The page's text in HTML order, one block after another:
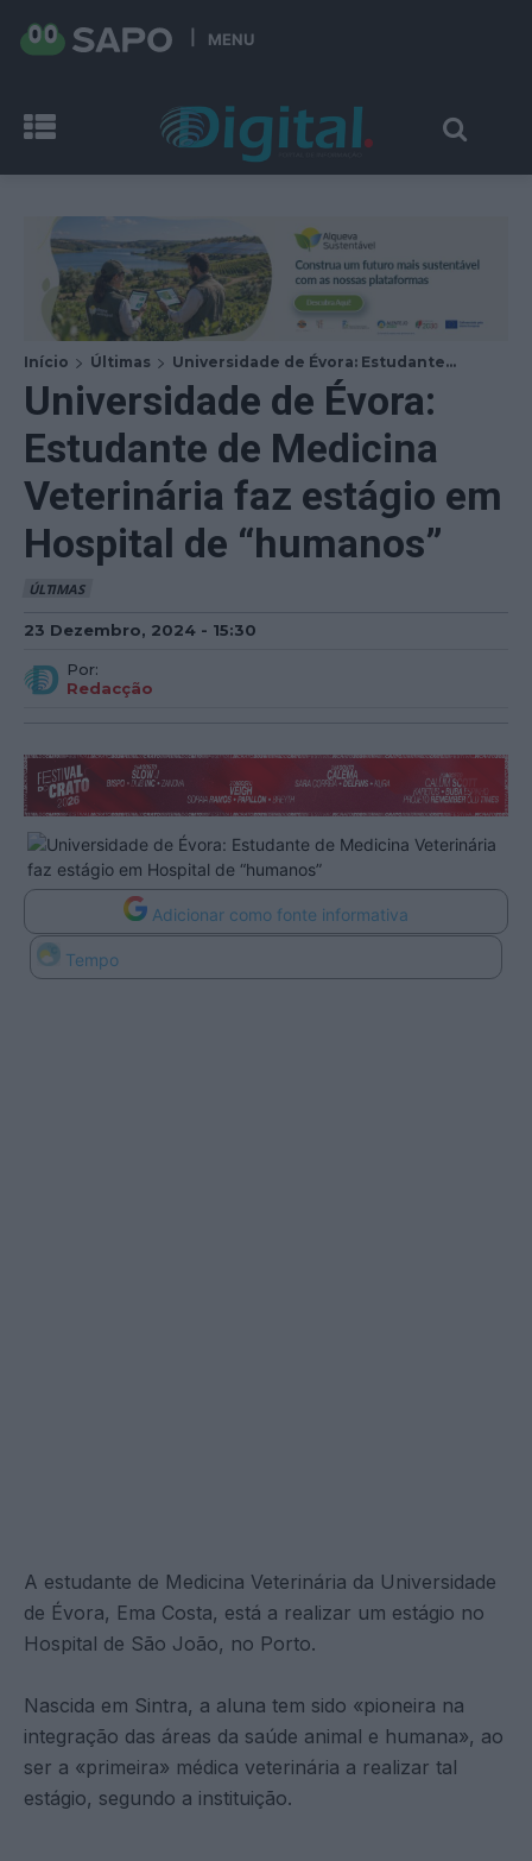
MENU
Início Últimas Universidade de Évora: Estudante...
Universidade de Évora:
Estudante de Medicina
Veterinária faz estágio em
Hospital de “humanos”
ÚLTIMAS
23 Dezembro, 2024 - 15:30
Por:
Redacção
Adicionar como fonte informativa
Tempo
A estudante de Medicina Veterinária da Universidade
de Évora, Ema Costa, está a realizar um estágio no
Hospital de São João, no Porto.
Nascida em Sintra, a aluna tem sido «pioneira na
integração das áreas da saúde animal e humana», ao
ser a «primeira» médica veterinária a realizar tal
estágio, segundo a instituição.